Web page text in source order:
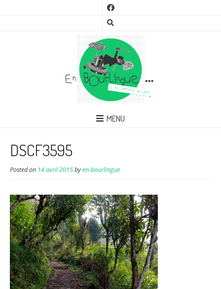
MENU
DSCF3595
Posted on 14 avril 2015byen-bourlingue